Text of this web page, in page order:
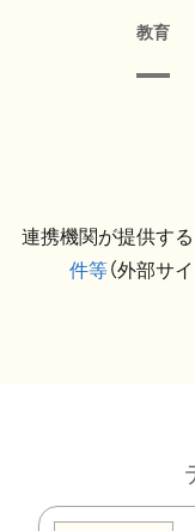
教育
連携機関が提供する
件等（外部サ